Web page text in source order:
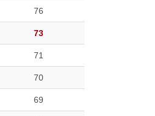
76
73
71
70
69